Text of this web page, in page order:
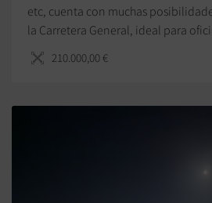
etc, cuenta con muchas
la Carretera General, ideal para
210.000,00 €